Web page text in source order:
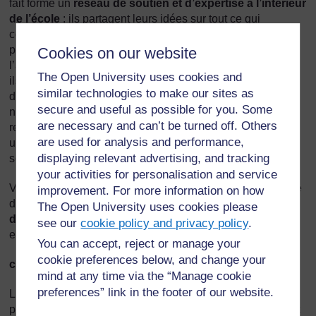
Cookies on our website
The Open University uses cookies and
similar technologies to make our sites as
secure and useful as possible for you. Some
are necessary and can’t be turned off. Others
are used for analysis and performance,
displaying relevant advertising, and tracking
your activities for personalisation and service
improvement. For more information on how
The Open University uses cookies please
see ourcookie policy and privacy policy.
You can accept, reject or manage your
cookie preferences below, and change your
mind at any time via the “Manage cookie
preferences” link in the footer of our website.
fait formé un réseau de soutien et d’expertise à l’intérieur
de l’école : ils partagent leurs idées sur tout ce qui
concerne l’inclusion des enfants handicapés, que ce soit
pour l’accès physique aux divers bâtiments ou l’accès à
l’apprentissage, ils se donnent des conseils mutuellement,
ils partagent et mutualisent leurs idées sur le matériel
didactique. Ils s’accordent pour développer ensemble de
nouvelles compétences en travaillant ensemble sur les
ressources que la directrice recommande. Ils forment donc
une communauté de pratique qui ne peut qu’apporter un
soutien à chacun.
Vous aurez aussi remarqué qu’ils ont identifié la possibilité
de former unréseau de soutien et d’expertise avec
d’autres écoles, en particulier en faisant appel aux
enseignants spécialisés des écoles spécialisées voisines.
c. La communauté source de soutien
La création de réseaux à l’extérieur de l’école ne se limite
pas à d’autres écoles. Il existe d’autres organismes qui ont